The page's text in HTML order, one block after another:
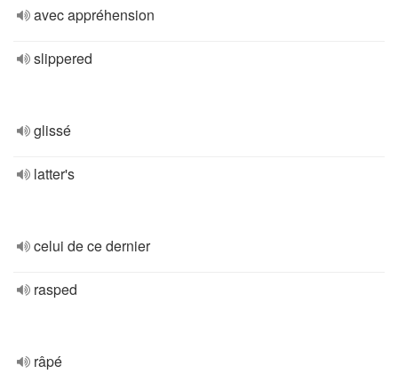
avec appréhension
slippered
glissé
latter's
celui de ce dernier
rasped
râpé